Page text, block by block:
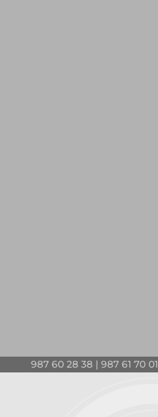
987 60 28 38 | 987 61 70 01